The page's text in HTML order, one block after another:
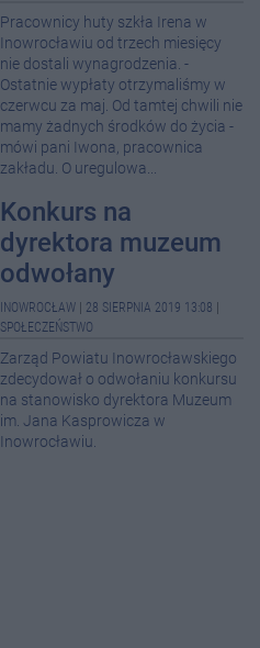
Pracownicy huty szkła Irena w
Inowrocławiu od trzech miesięcy
nie dostali wynagrodzenia. -
Ostatnie wypłaty otrzymaliśmy w
czerwcu za maj. Od tamtej chwili nie
mamy żadnych środków do życia -
mówi pani Iwona, pracownica
zakładu. O uregulowa...
Konkurs na
dyrektora muzeum
odwołany
INOWROCŁAW 28 SIERPNIA 2019 13:08
SPOŁECZEŃSTWO
Zarząd Powiatu Inowrocławskiego
zdecydował o odwołaniu konkursu
na stanowisko dyrektora Muzeum
im. Jana Kasprowicza w
Inowrocławiu.